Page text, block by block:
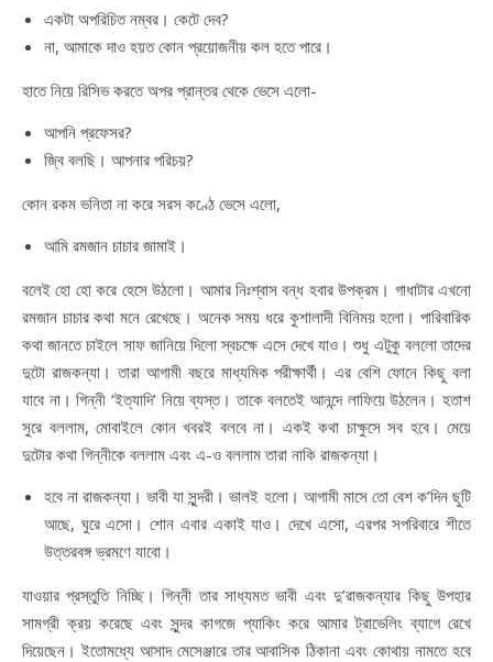
একটা অপরিচিত নম্বর। কেটে দেব?
না, আমাকে দাও হয়ত কোন প্রয়োজনীয় কল হতে পারে।
হাতে নিয়ে রিসিভ করতে অপর প্রান্তর থেকে ভেসে এলো-
আপনি প্রফেসর?
জ্বি বলছি। আপনার পরিচয়?
কোন রকম ভনিতা না করে সরস কণ্ঠে ভেসে এলো,
আমি রমজান চাচার জামাই।
বলেই হো হো করে হেসে উঠলো। আমার নিঃশ্বাস বন্ধ হবার উপক্রম। গাধাটার এখনো
রমজান চাচার কথা মনে রেখেছে। অনেক সময় ধরে কুশালাদী বিনিময় হলো। পারিবারিক
কথা জানতে চাইলে সাফ জানিয়ে দিলো স্বচক্ষে এসে দেখে যাও। শুধু এটুকু বললো তাদের
দুটো রাজকন্যা। তারা আগামী বছরে মাধ্যমিক পরীক্ষার্থী। এর বেশি ফোনে কিছু বলা
যাবে না। গিন্নী ‘ইত্যাদি’ নিয়ে ব্যস্ত। তাকে বলতেই আনন্দে লাফিয়ে উঠলেন। হতাশ
সুরে বললাম, মোবাইলে কোন খবরই বলবে না। একই কথা চাক্ষুসে সব হবে। মেয়ে
দুটোর কথা গিন্নীকে বললাম এবং এ-ও বললাম তারা নাকি রাজকন্যা।
হবে না রাজকন্যা। ভাবী যা সুন্দরী। ভালই হলো। আগামী মাসে তো বেশ ক’দিন ছুটি
আছে, ঘুরে এসো। শোন এবার একাই যাও। দেখে এসো, এরপর সপরিবারে শীতে
উত্তরবঙ্গ ভ্রমণে যাবো।
যাওয়ার প্রস্তুতি নিচ্ছি। গিন্নী তার সাধ্যমত ভাবী এবং দু’রাজকন্যার কিছু উপহার
সামগ্রী ক্রয় করেছে এবং সুন্দর কাগজে প্যাকিং করে আমার ট্রাভেলিং ব্যাগে রেখে
দিয়েছেন। ইতোমধ্যে আসাদ মেসেঞ্জারে তার আবাসিক ঠিকানা এবং কোথায় নামতে হবে